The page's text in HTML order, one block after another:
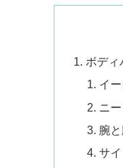
ボディ
イ
ニ
腕
サ